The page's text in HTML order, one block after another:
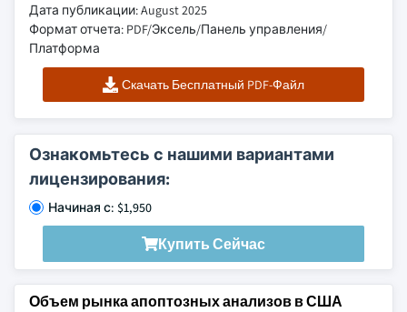
Дата публикации: August 2025
Формат отчета: PDF/Эксель/Панель управления/
Платформа
Скачать Бесплатный PDF-Файл
Ознакомьтесь с нашими вариантами
лицензирования:
Начиная с: $1,950
Купить Сейчас
Объем рынка апоптозных анализов в США